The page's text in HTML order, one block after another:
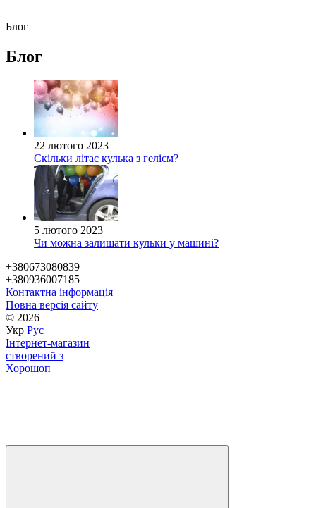
Блог
Блог
22 лютого 2023
Скільки літає кулька з гелієм?
5 лютого 2023
Чи можна залишати кульки у машині?
+380673080839
+380936007185
Контактна інформація
Повна версія сайту
© 2026
Укр Рус
Інтернет-магазин
створений з
Хорошоп